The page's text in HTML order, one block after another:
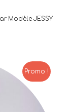
Modèle JESSY
Promo !